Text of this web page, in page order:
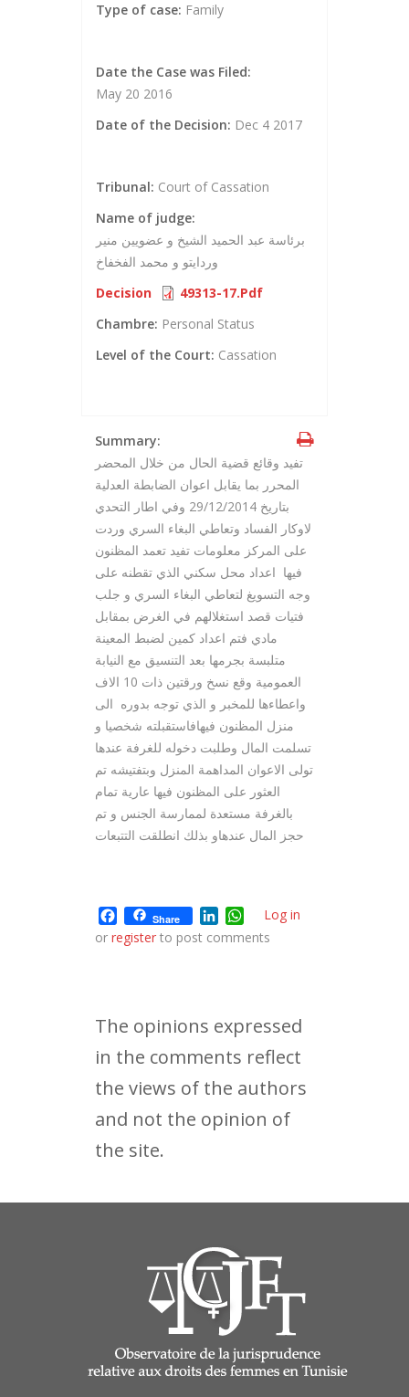
Type of case: Family
Date the Case was Filed:
May 20 2016
Date of the Decision: Dec 4 2017
Tribunal: Court of Cassation
Name of judge:
برئاسة عبد الحميد الشيخ و عضويين منير
وردايتو و محمد الفخفاخ
Decision
49313-17.pdf
Chambre: Personal Status
Level of the Court: Cassation
Summary:
تفيد وقائع قضية الحال من خلال المحضر
المحرر بما يقابل اعوان الضابطة العدلية
بتاريخ 29/12/2014 وفي اطار التحدي
لاوكار الفساد وتعاطي البغاء السري وردت
على المركز معلومات تفيد تعمد المظنون
فيها اعداد محل سكني الذي تقطنه على
وجه التسويغ لتعاطي البغاء السري و جلب
فتيات قصد استغلالهم في الغرض بمقابل
مادي فتم اعداد كمين لضبط المعينة
متلبسة بجرمها بعد التنسيق مع النيابة
العمومية وقع نسخ ورقتين ذات 10 الاف
واعطاءها للمخبر و الذي توجه بدوره الى
منزل المظنون فيهافاستقبلته شخصيا و
تسلمت المال وطلبت دخوله للغرفة عندها
تولى الاعوان المداهمة المنزل وبتفتيشه تم
العثور على المظنون فيها عارية تمام
بالغرفة مستعدة لممارسة الجنس و تم
Facebook
Share LinkedInWhatsApp
Log in
or register to post comments
The opinions expressed
in the comments reflect
the views of the authors
and not the opinion of
the site.